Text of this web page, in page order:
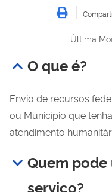
Imprimir
Última
O que é?
Envio de recursos
ou Município que
atendimento
Quem
serviço?